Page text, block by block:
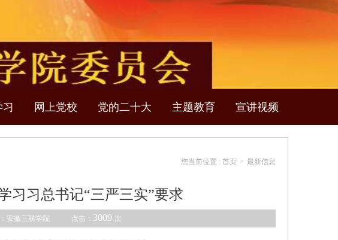
习 网上党校 党的二十大 主题教育 宣讲视频
您当前位置 : 首页 > 最新信息
习习总书记“三严三实”要求
安徽三联学院 点击： 3009 次